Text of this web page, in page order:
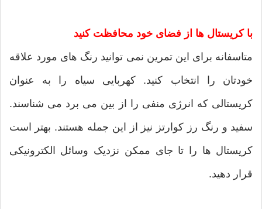
با کریستال ها از فضای خود محافظت کنید
متاسفانه برای این تمرین نمی توانید رنگ های مورد علاقه
خودتان را انتخاب کنید. کهربایی سیاه را به عنوان
کریستالی که انرژی منفی را از بین می برد می شناسند.
سفید و رنگ رز کوارتز نیز از این جمله هستند. بهتر است
کریستال ها را تا جای ممکن نزدیک وسائل الکترونیکی
قرار دهید.